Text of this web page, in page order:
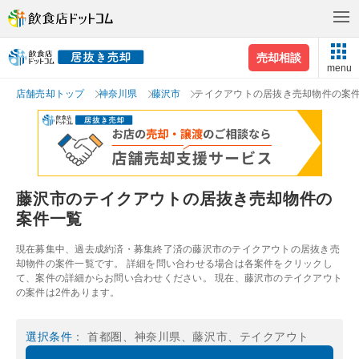
売却相談
menu
店舗売却トップ 神奈川県 藤沢市 テイクアウトの居抜き売却物件の案
藤沢市のテイクアウトの居抜き売却物件の
案件一覧
現在募集中、過去成約済・募集終了済の藤沢市のテイクアウトの居抜き売
却物件の案件一覧です。 詳細を問い合わせる場合は各案件をクリックし
て、案件の詳細からお問い合わせください。 現在、藤沢市のテイクアウト
の案件は2件あります。
選択条件 ： 首都圏、神奈川県、藤沢市、テイクアウト